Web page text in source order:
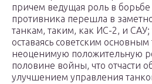
причем ведущая роль в борьбе
противника перешла в
танкам, таким, как ИС-2, и
оставаясь советским
неоценимую положительную
половине войны, что отчасти
улучшением управления